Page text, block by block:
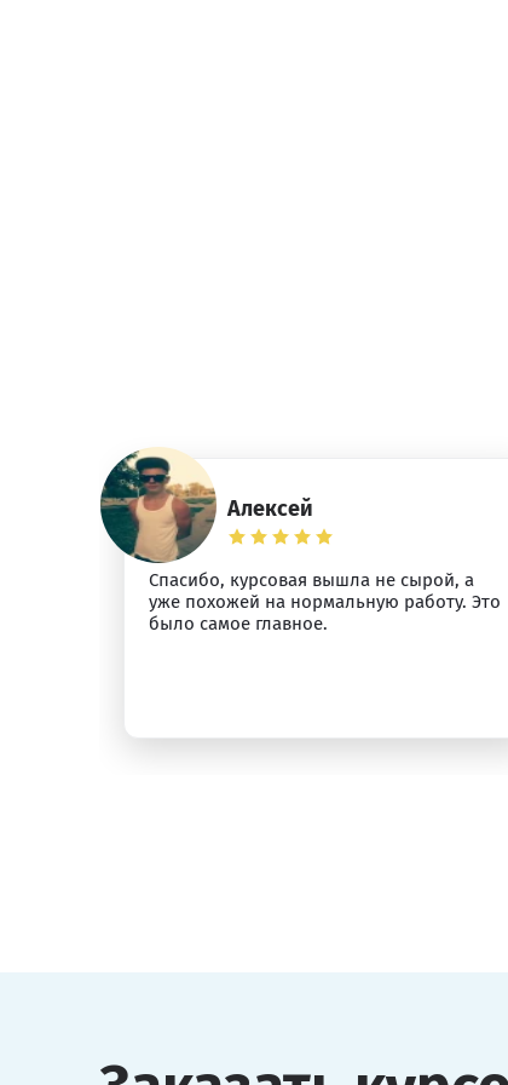
Алексей
Спасибо, курсовая вышла не сырой, а
уже похожей на нормальную работу. Это
было самое главное.